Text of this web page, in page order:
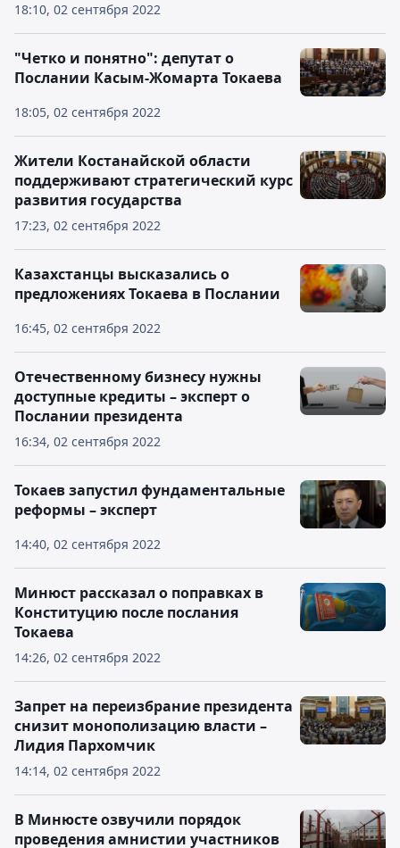
18:10, 02 сентября 2022
18:05, 02 сентября 2022
"Четко и понятно": депутат о
Послании Касым-Жомарта Токаева
17:23, 02 сентября 2022
Жители Костанайской области
поддерживают стратегический курс
развития государства
16:45, 02 сентября 2022
Казахстанцы высказались о
предложениях Токаева в Послании
16:34, 02 сентября 2022
Отечественному бизнесу нужны
доступные кредиты – эксперт о
Послании президента
14:40, 02 сентября 2022
Токаев запустил фундаментальные
реформы – эксперт
14:26, 02 сентября 2022
Минюст рассказал о поправках в
Конституцию после послания
Токаева
14:14, 02 сентября 2022
Запрет на переизбрание президента
снизит монополизацию власти –
Лидия Пархомчик
В Минюсте озвучили порядок
проведения амнистии участников